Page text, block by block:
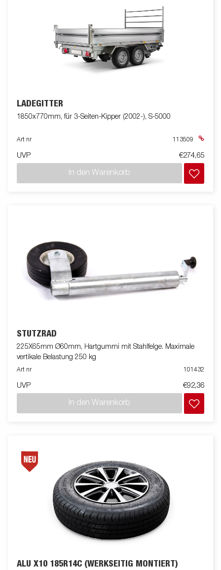
LADEGITTER
1850x770mm, für 3-Seiten-Kipper (2002-), S-5000
Art nr 113509
UVP €274,65
In den Warenkorb
STÜTZRAD
225X65mm Ø60mm, Hartgummi mit Stahlfelge. Maximale
vertikale Belastung 250 kg
Art nr 101432
UVP €92,36
In den Warenkorb
ALU X10 185R14C (WERKSEITIG MONTIERT)